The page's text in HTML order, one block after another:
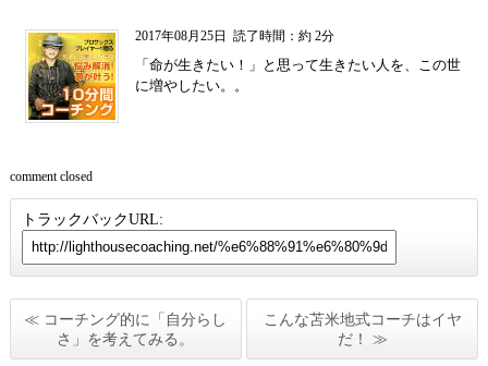
2017年08月25日 読了時間：約 2分
「命が生きたい！」と思って生きたい人を、この世
に増やしたい。。
comment closed
トラックバックURL:
≪ コーチング的に「自分らし
さ」を考えてみる。
こんな苫米地式コーチはイヤ
だ！ ≫